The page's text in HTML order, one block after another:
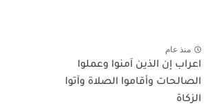
منذ عام
اعراب إن الذين آمنوا وعملوا
الصالحات وأقاموا الصلاة وآتوا
الزكاة